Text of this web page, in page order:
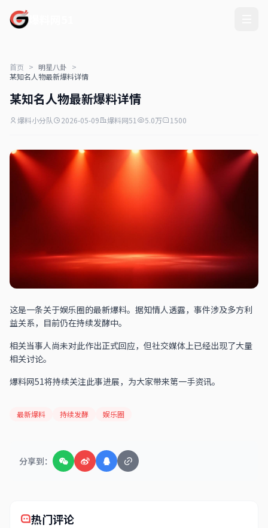
首页 > 明星八卦 >
某知名人物最新爆料详情
某知名人物最新爆料详情
爆料小分队 2026-05-09 爆料网51 5.0万 1500
这是一条关于娱乐圈的最新爆料。据知情人透露，事件涉及多方利
益关系，目前仍在持续发酵中。
相关当事人尚未对此作出正式回应，但社交媒体上已经出现了大量
相关讨论。
爆料网51将持续关注此事进展，为大家带来第一手资讯。
最新爆料 持续发酵 娱乐圈
分享到：
热门评论